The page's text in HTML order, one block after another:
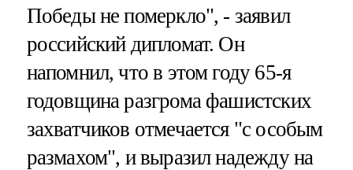
Победы не померкло", - заявил
российский дипломат. Он
напомнил, что в этом году 65-я
годовщина разгрома фашистских
захватчиков отмечается "с особым
размахом", и выразил надежду на